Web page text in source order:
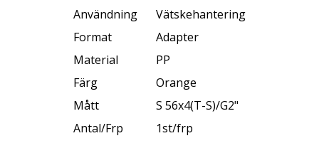
Användning
Vätskehantering
Format
Adapter
Material
PP
Färg
Orange
Mått
S 56x4(T-S)/G2"
Antal/Frp
1st/frp